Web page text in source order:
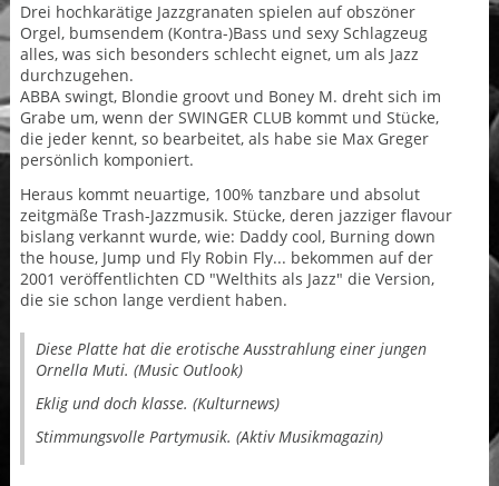
Drei hochkarätige Jazzgranaten spielen auf obszöner
Orgel, bumsendem (Kontra-)Bass und sexy Schlagzeug
alles, was sich besonders schlecht eignet, um als Jazz
durchzugehen.
ABBA swingt, Blondie groovt und Boney M. dreht sich im
Grabe um, wenn der SWINGER CLUB kommt und Stücke,
die jeder kennt, so bearbeitet, als habe sie Max Greger
persönlich komponiert.
Heraus kommt neuartige, 100% tanzbare und absolut
zeitgmäße Trash-Jazzmusik. Stücke, deren jazziger flavour
bislang verkannt wurde, wie: Daddy cool, Burning down
the house, Jump und Fly Robin Fly... bekommen auf der
2001 veröffentlichten CD "Welthits als Jazz" die Version,
die sie schon lange verdient haben.
Diese Platte hat die erotische Ausstrahlung einer jungen
Ornella Muti. (Music Outlook)
Eklig und doch klasse. (Kulturnews)
Stimmungsvolle Partymusik. (Aktiv Musikmagazin)